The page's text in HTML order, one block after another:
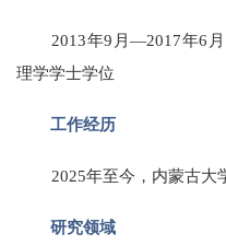
2013年9月—2017年6
理学学士学位
工作经历
2025年至今，内蒙古大
研究领域